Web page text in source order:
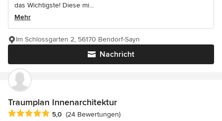
das Wichtigste! Diese mi...
Mehr
Nachricht
Im Schlossgarten 2, 56170 Bendorf-Sayn
Traumplan Innenarchitektur
Durchschnittliche Bewertung: 5 von 5 Sternen
5,0 (24 Bewertungen)